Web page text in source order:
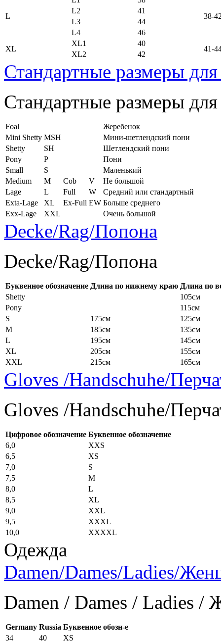
L
38-
L2
41
L3
44
L4
46
XL
XL1 40
41-
XL2 42
Стандартные размеры
Стандартные размеры
Foal
Жеребенок
Mini Shetty MSH
Мини-шетлендский пони
Shetty
SH
Шетлендский пони
Pony
P
Пони
Small
S
Маленький
Medium
M Cob V
Не большой
Lage
L Full W
Средний или стандартный
Exta-Lage
XL Ex-Full EW Больше среднего
Exx-Lage
XXL Очень большой
Decke/Rag/Попона
Decke/Rag/Попона
Буквенное обозначение Длина по нижнему краю Длина по
Shetty
105см
Pony
115см
S
175см
125см
M
185см
135см
L
195см
145см
XL
205см
155см
XXL
215см 165см
Gloves /Handschuhe/
Gloves /Handschuhe/
Цифровое обозначение Буквенное обозначение
6,0
XXS
6,5
XS
7,0
S
7,5
M
8,0
L
8,5
XL
9,0
XXL
9,5
XXXL
10,0
XXXXL
Одежда
Damen/Dames/Ladies/
Damen / Dames / Ladies
Germany Russia Буквенное обозн-е
34
40
XS